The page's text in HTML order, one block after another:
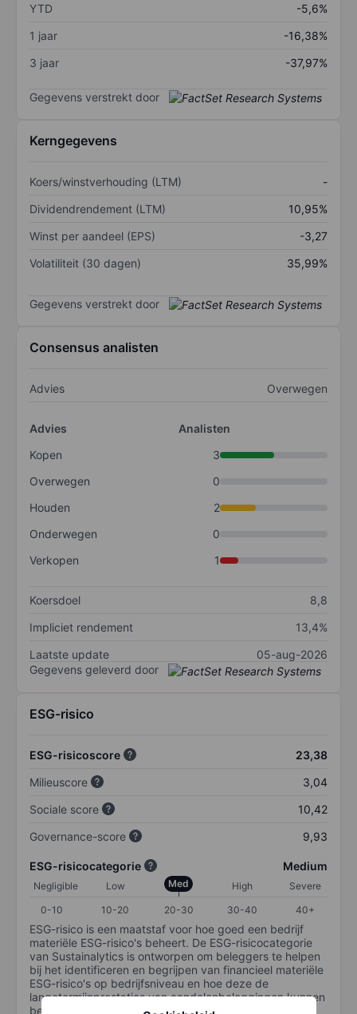
YTD
-5,6%
1 jaar
-16,38%
3 jaar
-37,97%
Gegevens verstrekt door
Kerngegevens
Koers/winstverhouding (LTM)
-
Dividendrendement (LTM)
10,95%
Winst per aandeel (EPS)
-3,27
Volatiliteit (30 dagen)
35,99%
Gegevens verstrekt door
Consensus analisten
Advies Overwegen
Advies
Analisten
Kopen
3
Overwegen
0
Houden
2
Onderwegen
0
Verkopen
1
Koersdoel
8,8
Impliciet rendement
13,4%
Laatste update
05-aug-2026
Gegevens geleverd door
ESG-risico
ESG-risicoscore
23,38
Milieuscore
3,04
Sociale score
10,42
Governance-score
9,93
ESG-risicocategorie Medium
Negligible Low Med High
Severe
0-10
10-20 20-30 30-40 40+
ESG-risico is een maatstaf voor hoe goed een bedrijf
materiële ESG-risico's beheert. De ESG-risicocategorie
van Sustainalytics is ontworpen om beleggers te helpen
bij het identificeren en begrijpen van financieel materiële
ESG-risico's op bedrijfsniveau en hoe deze de
langetermijnprestaties van aandelenbeleggingen kunnen
beïnvloeden. De schaal loopt van 0-100. Hoe lager het